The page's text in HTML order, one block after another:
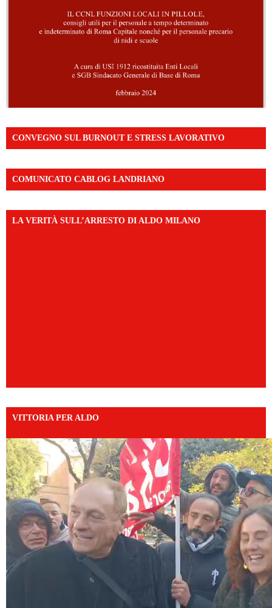
CONVEGNO SUL BURNOUT E STRESS LAVORATIVO
COMUNICATO CABLOG LANDRIANO
LA VERITÀ SULL’ARRESTO DI ALDO MILANO
VITTORIA PER ALDO